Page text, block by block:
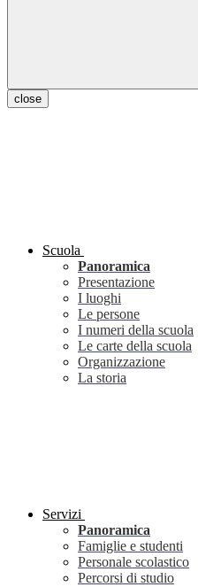
close
Scuola
Panoramica
Presentazione
I luoghi
Le persone
I numeri della scuola
Le carte della scuola
Organizzazione
La storia
Servizi
Panoramica
Famiglie e studenti
Personale scolastico
Percorsi di studio